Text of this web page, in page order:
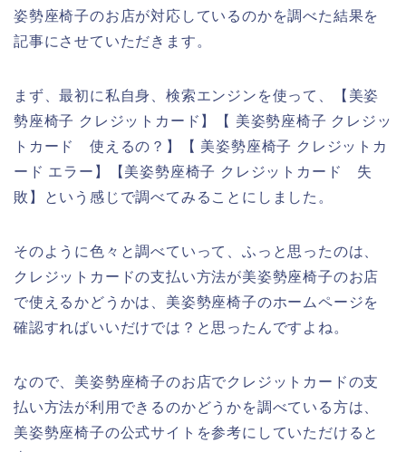
姿勢座椅子のお店が対応しているのかを調べた結果を
記事にさせていただきます。
まず、最初に私自身、検索エンジンを使って、【美姿
勢座椅子 クレジットカード】【 美姿勢座椅子 クレジッ
トカード 使えるの？】【 美姿勢座椅子 クレジットカ
ード エラー】【美姿勢座椅子 クレジットカード 失
敗】という感じで調べてみることにしました。
そのように色々と調べていって、ふっと思ったのは、
クレジットカードの支払い方法が美姿勢座椅子のお店
で使えるかどうかは、美姿勢座椅子のホームページを
確認すればいいだけでは？と思ったんですよね。
なので、美姿勢座椅子のお店でクレジットカードの支
払い方法が利用できるのかどうかを調べている方は、
美姿勢座椅子の公式サイトを参考にしていただけると